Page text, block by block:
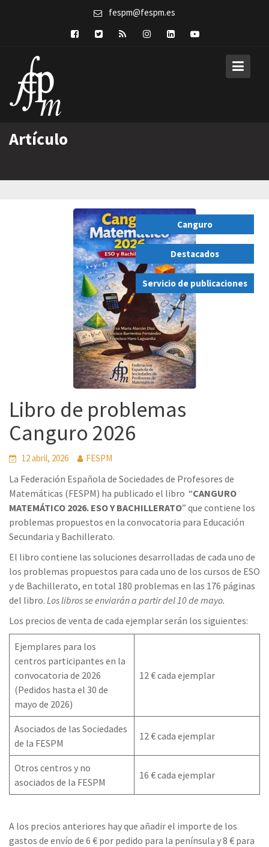
fespm@fespm.es
Artículo
Canguro
,
Destacados
,
Servicio de publicaciones
Libro de problemas
Canguro 2026
12 abril, 2026 FESPM
La Federación Española de Sociedades de Profesores de
Matemáticas (FESPM) ha publicado el libro “CANGURO
MATEMÁTICO 2026. ESO Y BACHILLERATO” que contiene los
problemas propuestos en la convocatoria para Educación
Secundaria y Bachillerato.
El libro contiene las soluciones desarrolladas de cada uno de
los problemas propuestos para cada uno de los cursos de ESO
y de Bachillerato, en total 180 problemas en las 176 páginas
del libro. Los libros se enviarán a partir del 10 de mayo.
Los precios de venta de cada ejemplar serán los siguientes:
Ejemplares para los
centros participantes en la
convocatoria de 2026
(Pedidos hasta el 30 de
mayo de 2026)
12 € cada ejemplar
Asociados de las Sociedades
de la FESPM
12 € cada ejemplar
Otros centros y no
asociados de la FESPM
16 € cada ejemplar
A los precios anteriores hay que añadir el importe de los
gastos de envío de 6 € por pedido para la península y 8 € para